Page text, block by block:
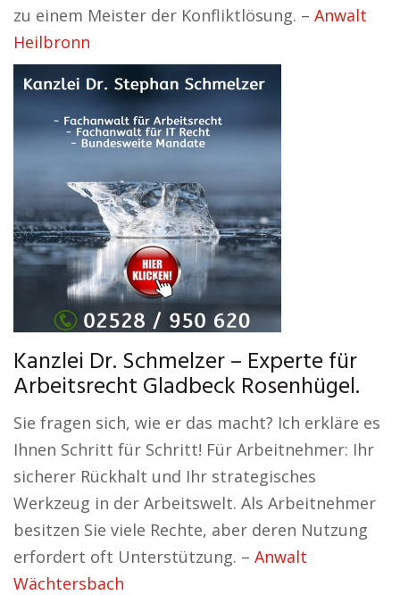
zu einem Meister der Konfliktlösung. – Anwalt
Heilbronn
Kanzlei Dr. Schmelzer – Experte für
Arbeitsrecht Gladbeck Rosenhügel.
Sie fragen sich, wie er das macht? Ich erkläre es
Ihnen Schritt für Schritt! Für Arbeitnehmer: Ihr
sicherer Rückhalt und Ihr strategisches
Werkzeug in der Arbeitswelt. Als Arbeitnehmer
besitzen Sie viele Rechte, aber deren Nutzung
erfordert oft Unterstützung. – Anwalt
Wächtersbach